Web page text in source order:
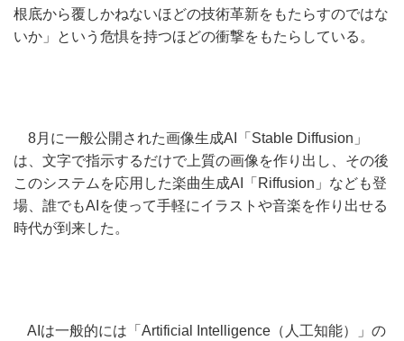
根底から覆しかねないほどの技術革新をもたらすのではな
いか」という危惧を持つほどの衝撃をもたらしている。
8月に一般公開された画像生成AI「Stable Diffusion」
は、文字で指示するだけで上質の画像を作り出し、その後
このシステムを応用した楽曲生成AI「Riffusion」なども登
場、誰でもAIを使って手軽にイラストや音楽を作り出せる
時代が到来した。
AIは一般的には「Artificial Intelligence（人工知能）」の